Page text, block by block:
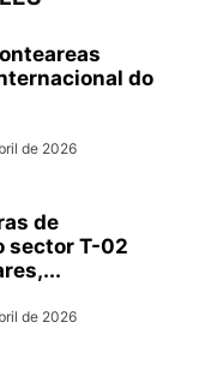
do
de 2026
de
sector T-02
de 2026